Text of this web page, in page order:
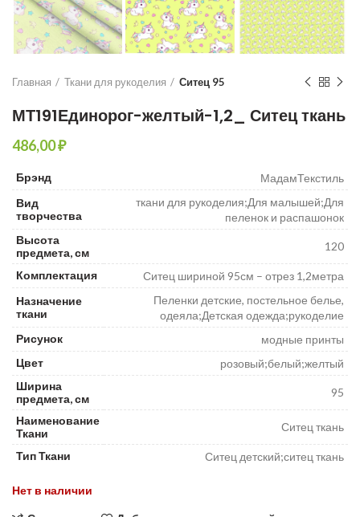
Главная Ткани для рукоделия Ситец 95
МТ191Единорог-желтый-1,2_ Ситец ткань
₽
Брэнд
МадамТекстиль
Вид
творчества
ткани для рукоделия;Для малышей;Для
пеленок и распашонок
Высота
предмета, см
120
Комплектация
Ситец шириной 95см – отрез 1,2метра
Назначение
ткани
Пеленки детские, постельное белье,
одеяла;Детская одежда;рукоделие
Рисунок
модные принты
Цвет
розовый;белый;желтый
Ширина
предмета, см
95
Наименование
Ткани
Ситец ткань
Тип Ткани Ситец детский;ситец ткань
Нет в наличии